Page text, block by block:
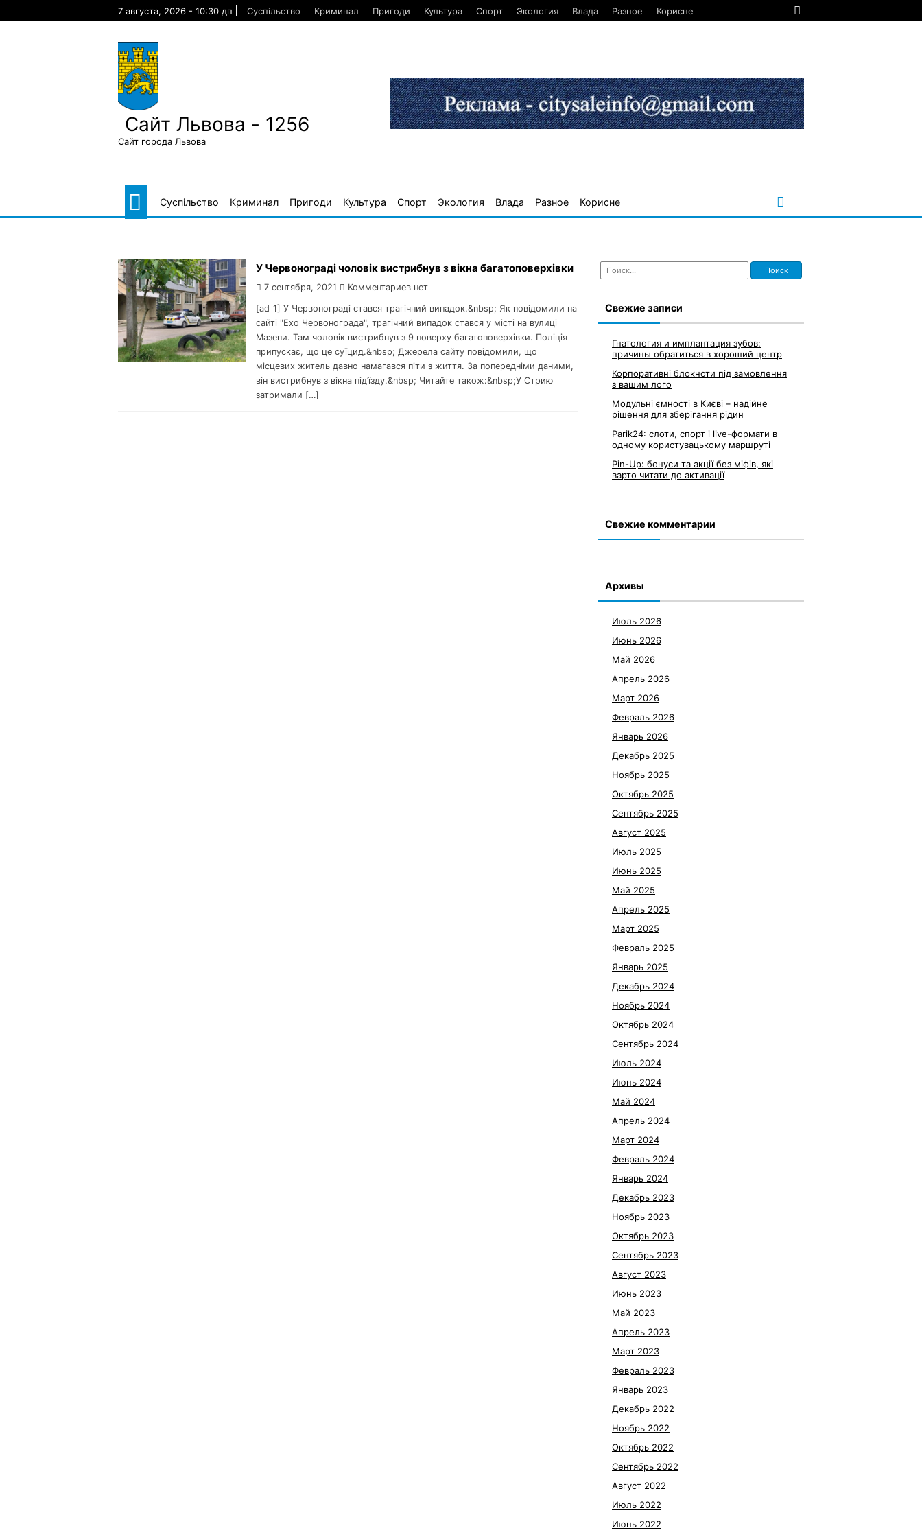
7 августа, 2026 - 10:30 дп Суспільство Криминал Пригоди Культура Спорт Экология Влада Разное Корисне
Сайт Львова - 1256
Сайт города Львова
Суспільство Криминал Пригоди Культура Спорт Экология Влада Разное Корисне
У Червонограді чоловік вистрибнув з вікна багатоповерхівки
7 сентября, 2021 Комментариев нет
[ad_1] У Червонограді стався трагічний випадок.&nbsp; Як повідомили на
сайті "Ехо Червонограда", трагічний випадок стався у місті на вулиці
Мазепи. Там чоловік вистрибнув з 9 поверху багатоповерхівки. Поліція
припускає, що це суїцид.&nbsp; Джерела сайту повідомили, що
місцевих житель давно намагався піти з життя. За попередніми даними,
він вистрибнув з вікна під’їзду.&nbsp; Читайте також:&nbsp;У Стрию
затримали […]
Найти:
Свежие записи
Гнатология и имплантация зубов:
причины обратиться в хороший центр
Корпоративні блокноти під замовлення
з вашим лого
Модульні ємності в Києві – надійне
рішення для зберігання рідин
Parik24: слоти, спорт і live-формати в
одному користувацькому маршруті
Pin-Up: бонуси та акції без міфів, які
варто читати до активації
Свежие комментарии
Архивы
Июль 2026
Июнь 2026
Май 2026
Апрель 2026
Март 2026
Февраль 2026
Январь 2026
Декабрь 2025
Ноябрь 2025
Октябрь 2025
Сентябрь 2025
Август 2025
Июль 2025
Июнь 2025
Май 2025
Апрель 2025
Март 2025
Февраль 2025
Январь 2025
Декабрь 2024
Ноябрь 2024
Октябрь 2024
Сентябрь 2024
Июль 2024
Июнь 2024
Май 2024
Апрель 2024
Март 2024
Февраль 2024
Январь 2024
Декабрь 2023
Ноябрь 2023
Октябрь 2023
Сентябрь 2023
Август 2023
Июнь 2023
Май 2023
Апрель 2023
Март 2023
Февраль 2023
Январь 2023
Декабрь 2022
Ноябрь 2022
Октябрь 2022
Сентябрь 2022
Август 2022
Июль 2022
Июнь 2022